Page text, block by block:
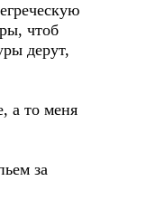
чтоб
дерут,
а то меня
за